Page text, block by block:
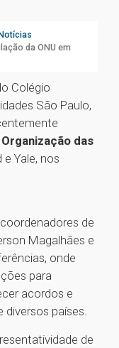
da ONU em
Colégio
São Paulo,
das
e Yale, nos
de
Magalhães e
onde
para
acordos e
países.
de